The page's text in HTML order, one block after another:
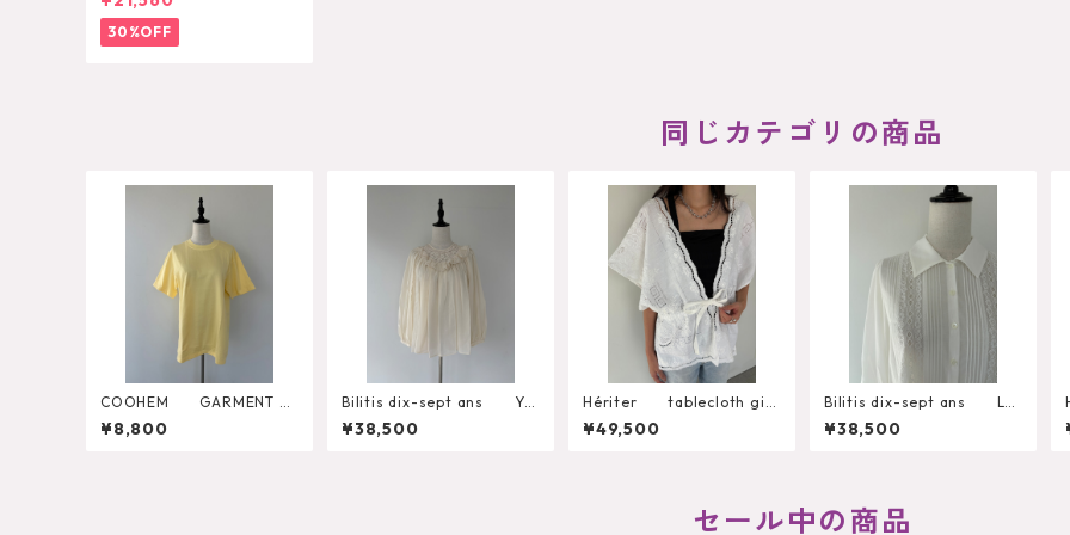
30%OFF
同じカテゴリの商品
COOHEM GARMENT D
YED SOLID T-SHIRT（Shor
t Sleeve Crew）
¥8,800
Bilitis dix-sept ans Yor
k Lace Blouse 2911-960
¥38,500
Hériter tablecloth gile
t H0-00-3102
¥49,500
Bilitis dix-sept ans Lac
e+Tuck Blouse 2911-959
¥38,500
セール中の商品